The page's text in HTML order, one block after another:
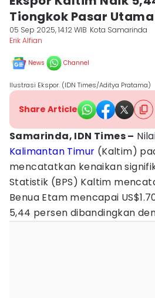
Tiongkok Pasar Utama
05 Sep 2025, 14:12 WIB Kota Samarinda
Erik Alfian
News Channel
Ilustrasi Ekspor. (IDN Times/Aditya Pratama)
Share Article
Samarinda, IDN Times –
Kalimantan Timur (Kaltim)
mencatatkan kenaikan
Statistik (BPS) Kaltim
Benua Etam mencapai
5,44 persen dibandingkan